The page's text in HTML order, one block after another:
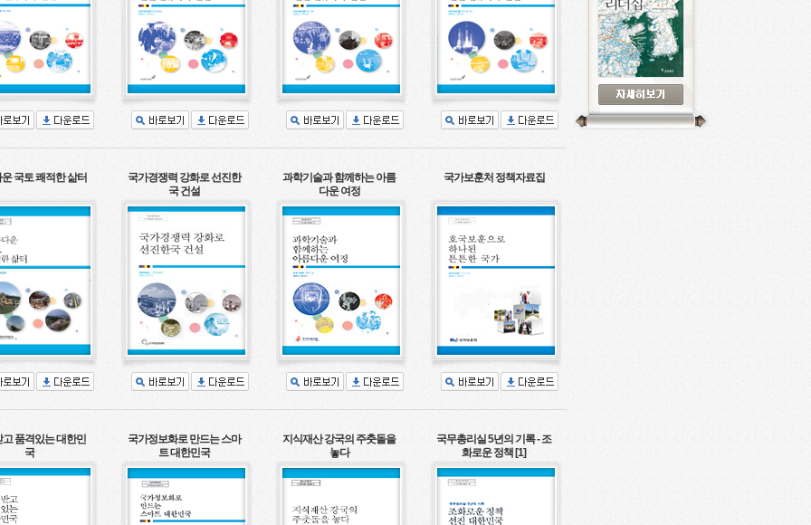
국토 쾌적한 삶터
국가경쟁력 강화로 선진한
국 건설
과학기술과 함께하는 아름
다운 여정
국가보훈처 정책자료집
품격있는 대한민
국
국가정보화로 만드는 스마
트 대한민국
지식재산 강국의 주춧돌을
놓다
국무총리실 5년의 기록 - 조
화로운 정책 [1]